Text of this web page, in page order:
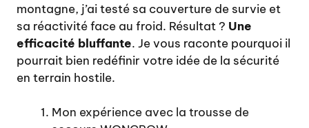
montagne, j’ai testé sa couverture de survie et
sa réactivité face au froid. Résultat ? Une
efficacité bluffante. Je vous raconte pourquoi il
pourrait bien redéfinir votre idée de la sécurité
en terrain hostile.
Mon expérience avec la trousse de